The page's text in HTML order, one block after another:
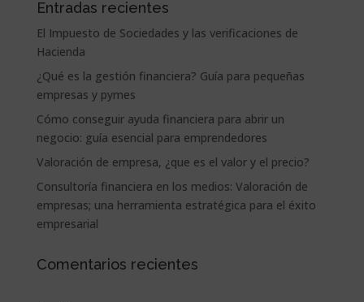
Entradas recientes
El Impuesto de Sociedades y las verificaciones de
Hacienda
¿Qué es la gestión financiera? Guía para pequeñas
empresas y pymes
Cómo conseguir ayuda financiera para abrir un
negocio: guía esencial para emprendedores
Valoración de empresa, ¿que es el valor y el precio?
Consultoría financiera en los medios: Valoración de
empresas; una herramienta estratégica para el éxito
empresarial
Comentarios recientes